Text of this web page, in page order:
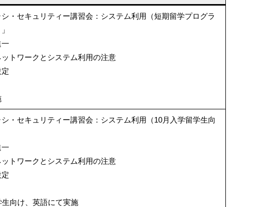
シ・セキュリティー講習会：システム利用（短期留学プログラ
ットワークとシステム利用の注意
シ・セキュリティー講習会：システム利用（10月入学留学生向
ットワークとシステム利用の注意
生向け、英語にて実施